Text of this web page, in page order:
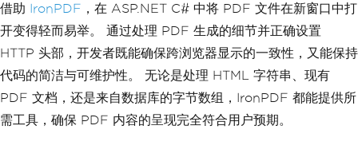
借助 IronPDF ，在 ASP.NET C# 中将 PDF 文件在新窗口中打
开变得轻而易举。 通过处理 PDF 生成的细节并正确设置
HTTP 头部，开发者既能确保跨浏览器显示的一致性，又能保持
代码的简洁与可维护性。 无论是处理 HTML 字符串、现有
PDF 文档，还是来自数据库的字节数组，IronPDF 都能提供所
需工具，确保 PDF 内容的呈现完全符合用户预期。